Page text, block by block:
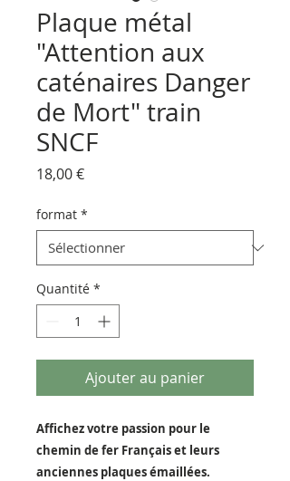
Plaque métal
"Attention aux
caténaires Danger
de Mort" train
SNCF
18,00 €Prix
format *
Quantité *
Ajouter au panier
Affichez votre passion pour le
chemin de fer Français et leurs
anciennes plaques émaillées.